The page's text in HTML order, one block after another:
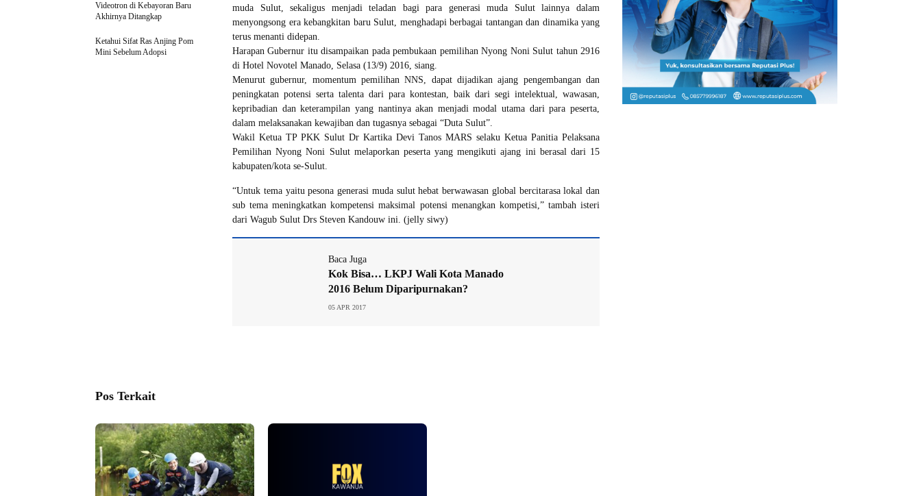
muda Sulut, sekaligus menjadi teladan bagi para generasi muda Sulut lainnya dalam
menyongsong era kebangkitan baru Sulut, menghadapi berbagai tantangan dan dinamika yang
terus menanti didepan.
Harapan Gubernur itu disampaikan pada pembukaan pemilihan Nyong Noni Sulut tahun 2916
di Hotel Novotel Manado, Selasa (13/9) 2016, siang.
Menurut gubernur, momentum pemilihan NNS, dapat dijadikan ajang pengembangan dan
peningkatan potensi serta talenta dari para kontestan, baik dari segi intelektual, wawasan,
kepribadian dan keterampilan yang nantinya akan menjadi modal utama dari para peserta,
dalam melaksanakan kewajiban dan tugasnya sebagai “Duta Sulut”.
Wakil Ketua TP PKK Sulut Dr Kartika Devi Tanos MARS selaku Ketua Panitia Pelaksana
Pemilihan Nyong Noni Sulut melaporkan peserta yang mengikuti ajang ini berasal dari 15
kabupaten/kota se-Sulut.
“Untuk tema yaitu pesona generasi muda sulut hebat berwawasan global bercitarasa lokal dan
sub tema meningkatkan kompetensi maksimal potensi menangkan kompetisi,” tambah isteri
dari Wagub Sulut Drs Steven Kandouw ini. (jelly siwy)
Baca Juga
Kok Bisa… LKPJ Wali Kota Manado
2016 Belum Diparipurnakan?
05 APR 2017
Videotron di Kebayoran Baru
Akhirnya Ditangkap
Ketahui Sifat Ras Anjing Pom
Mini Sebelum Adopsi
Pos Terkait